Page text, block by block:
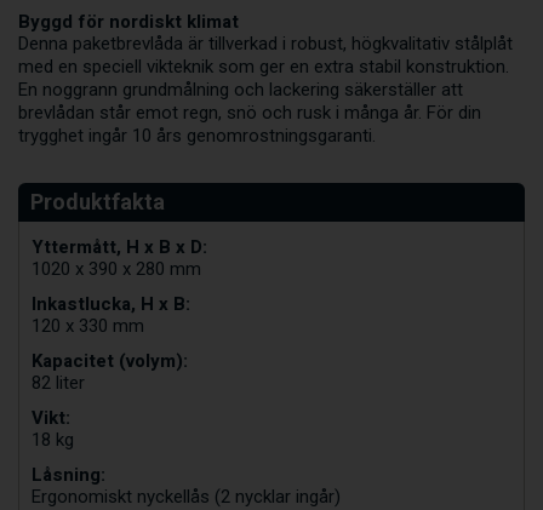
Byggd för nordiskt klimat
Denna paketbrevlåda är tillverkad i robust, högkvalitativ stålplåt
med en speciell vikteknik som ger en extra stabil konstruktion.
En noggrann grundmålning och lackering säkerställer att
brevlådan står emot regn, snö och rusk i många år. För din
trygghet ingår 10 års genomrostningsgaranti.
Yttermått, H x B x D:
1020 x 390 x 280 mm
Inkastlucka, H x B:
120 x 330 mm
Kapacitet (volym):
82 liter
Vikt:
18 kg
Låsning:
Ergonomiskt nyckellås (2 nycklar ingår)